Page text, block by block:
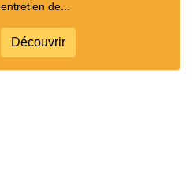
entretien de...
Découvrir